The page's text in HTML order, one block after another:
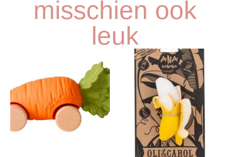
misschien ook
leuk